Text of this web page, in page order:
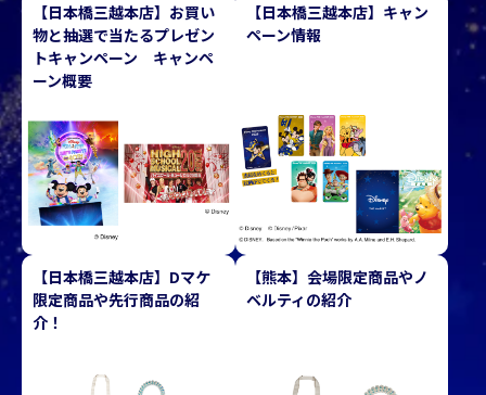
【日本橋三越本店】お買い
物と抽選で当たるプレゼン
トキャンペーン キャンペ
ーン概要
【日本橋三越本店】キャン
ペーン情報
【日本橋三越本店】Dマケ
限定商品や先行商品の紹
介！
【熊本】会場限定商品やノ
ベルティの紹介